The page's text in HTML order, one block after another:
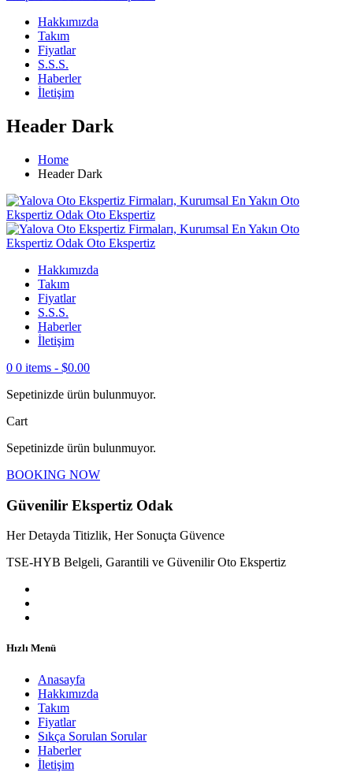
Hakkımızda
Takım
Fiyatlar
S.S.S.
Haberler
İletişim
Header Dark
Home
Header Dark
Hakkımızda
Takım
Fiyatlar
S.S.S.
Haberler
İletişim
0 0 items - $0.00
Sepetinizde ürün bulunmuyor.
Cart
Sepetinizde ürün bulunmuyor.
BOOKING NOW
Güvenilir Ekspertiz Odak
Her Detayda Titizlik, Her Sonuçta Güvence
TSE-HYB Belgeli, Garantili ve Güvenilir Oto Ekspertiz
Hızlı Menü
Anasayfa
Hakkımızda
Takım
Fiyatlar
Sıkça Sorulan Sorular
Haberler
İletişim